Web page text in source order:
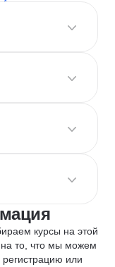
4 критериям
курсы на этой
то, что мы можем
или